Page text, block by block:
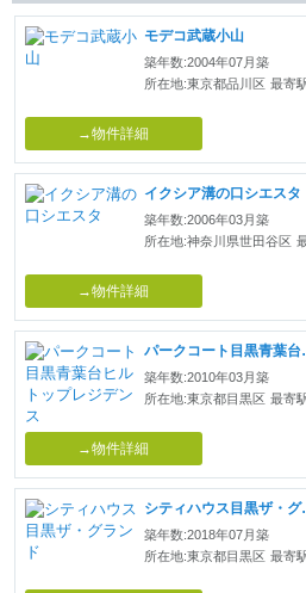
モデコ武蔵小山
築年数:2004年07月築
所在地:東京都品川区 最寄
→物件詳細
イクシア溝の口シエスタ
築年数:2006年03月築
所在地:神奈川県世田谷区
→物件詳細
パークコ
築年数:2010年03月築
所在地:東京都目黒区 最寄
→物件詳細
シティ
築年数:2018年07月築
所在地:東京都目黒区 最寄